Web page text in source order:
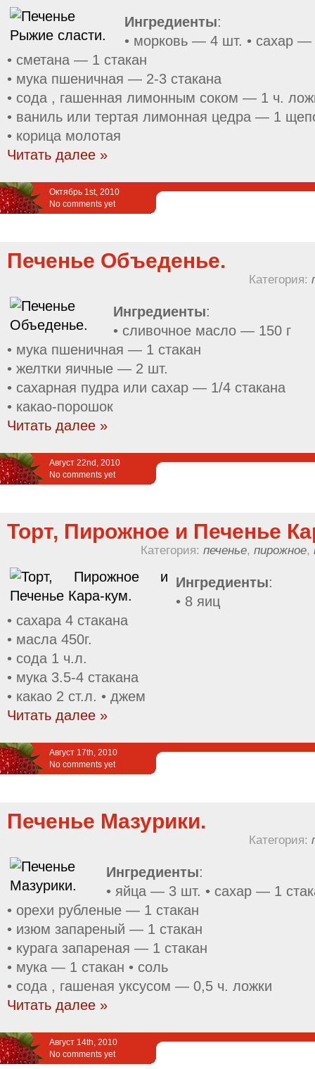
Ингредиенты:
• морковь — 4 шт. • сахар —
• сметана — 1 стакан
• мука пшеничная — 2-3 стакана
• сода , гашенная лимонным соком — 1 ч.
• ваниль или тертая лимонная цедра — 1
• корица молотая
Читать далее »
Октябрь 1st, 2010
No comments yet
Печенье Объеденье.
Категория:
Ингредиенты:
• сливочное масло — 150 г
• мука пшеничная — 1 стакан
• желтки яичные — 2 шт.
• сахарная пудра или сахар — 1/4 стакана
• какао-порошок
Читать далее »
Август 22nd, 2010
No comments yet
Торт, Пирожное и Печенье
Категория: печенье, пирожное,
Ингредиенты:
• 8 яиц
• сахара 4 стакана
• масла 450г.
• сода 1 ч.л.
• мука 3.5-4 стакана
• какао 2 ст.л. • джем
Читать далее »
Август 17th, 2010
No comments yet
Печенье Мазурики.
Категория:
Ингредиенты:
• яйца — 3 шт. • сахар — 1
• орехи рубленые — 1 стакан
• изюм запареный — 1 стакан
• курага запареная — 1 стакан
• мука — 1 стакан • соль
• сода , гашеная уксусом — 0,5 ч. ложки
Читать далее »
Август 14th, 2010
No comments yet